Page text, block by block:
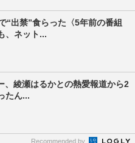
“出禁”食らった〈5年前の番組
、ネット...
、綾瀬はるかとの熱愛報道から2
たん...
Recommended by